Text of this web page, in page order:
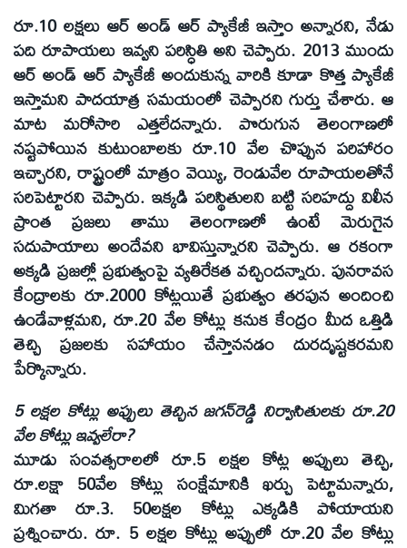
రూ.10 లక్షలు ఆర్‌ అండ్‌ ఆర్‌ ప్యాకేజీ ఇస్తాం అన్నారని, నేడు
పది రూపాయలు ఇవ్వని పరిస్ధితి అని చెప్పారు. 2013 ముందు
ఆర్‌ అండ్‌ ఆర్‌ ప్యాకేజీ అందుకున్న వారికి కూడా కొత్త ప్యాకేజీ
ఇస్తామని పాదయాత్ర సమయంలో చెప్పారని గుర్తు చేశారు. ఆ
మాట మరోసారి ఎత్తలేదన్నారు. పొరుగున తెలంగాణలో
నష్టపోయిన కుటుంబాలకు రూ.10 వేల చొప్పున పరిహారం
ఇచ్చారని, రాష్ట్రంలో మాత్రం వెయ్యి, రెండువేల రూపాయలతోనే
సరిపెట్టారని చెప్పారు. ఇక్కడి పరిస్థితులని బట్టి సరిహద్దు విలీన
ప్రాంత ప్రజలు తాము తెలంగాణలో ఉంటే మెరుగైన
సదుపాయాలు అందేవని భావిస్తున్నారని చెప్పారు. ఆ రకంగా
అక్కడి ప్రజల్లో ప్రభుత్వంపై వ్యతిరేకత వచ్చిందన్నారు. పునరావస
కేంద్రాలకు రూ.2000 కోట్లయితే ప్రభుత్వం తరపున అందించి
ఉండేవాళ్లమని, రూ.20 వేల కోట్లు కనుక కేంద్రం మీద ఒత్తిడి
తెచ్చి ప్రజలకు సహాయం చేస్తాననడం దురదృష్టకరమని
పేర్కొన్నారు.
5 లక్షల కోట్లు అప్పులు తెచ్చిన జగన్‌రెడ్డి నిర్వాసితులకు రూ.20
వేల కోట్లు ఇవ్వలేరా?
మూడు సంవత్సరాలలో రూ.5 లక్షల కోట్ల అప్పులు తెచ్చి,
రూ.లక్షా 50వేల కోట్లు సంక్షేమానికి ఖర్చు పెట్టామన్నారు,
మిగతా రూ.3. 50లక్షల కోట్లు ఎక్కడికి పోయాయని
ప్రశ్నించారు. రూ. 5 లక్షల కోట్లు అప్పులో రూ.20 వేల కోట్లు